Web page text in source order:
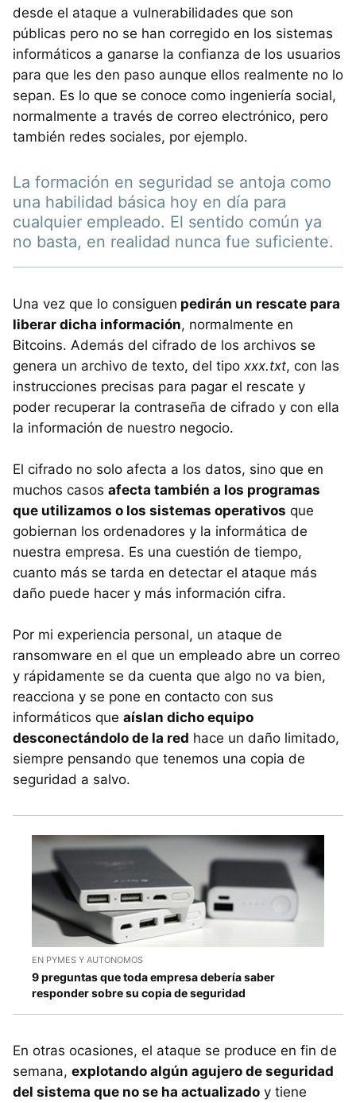
desde el ataque a vulnerabilidades que son
públicas pero no se han corregido en los sistemas
informáticos a ganarse la confianza de los usuarios
para que les den paso aunque ellos realmente no lo
sepan. Es lo que se conoce como ingeniería social,
normalmente a través de correo electrónico, pero
también redes sociales, por ejemplo.
La formación en seguridad se antoja como
una habilidad básica hoy en día para
cualquier empleado. El sentido común ya
no basta, en realidad nunca fue suficiente.
Una vez que lo consiguen pedirán un rescate para
liberar dicha información, normalmente en
Bitcoins. Además del cifrado de los archivos se
genera un archivo de texto, del tipo xxx.txt, con las
instrucciones precisas para pagar el rescate y
poder recuperar la contraseña de cifrado y con ella
la información de nuestro negocio.
El cifrado no solo afecta a los datos, sino que en
muchos casos afecta también a los programas
que utilizamos o los sistemas operativos que
gobiernan los ordenadores y la informática de
nuestra empresa. Es una cuestión de tiempo,
cuanto más se tarda en detectar el ataque más
daño puede hacer y más información cifra.
Por mi experiencia personal, un ataque de
ransomware en el que un empleado abre un correo
y rápidamente se da cuenta que algo no va bien,
reacciona y se pone en contacto con sus
informáticos que aíslan dicho equipo
desconectándolo de la red hace un daño limitado,
siempre pensando que tenemos una copia de
seguridad a salvo.
EN PYMES Y AUTONOMOS
9 preguntas que toda empresa debería saber
responder sobre su copia de seguridad
En otras ocasiones, el ataque se produce en fin de
semana, explotando algún agujero de seguridad
del sistema que no se ha actualizado y tiene